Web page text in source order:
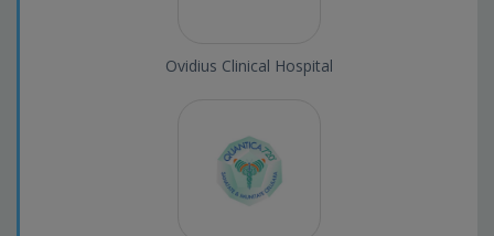
Ovidius Clinical Hospital